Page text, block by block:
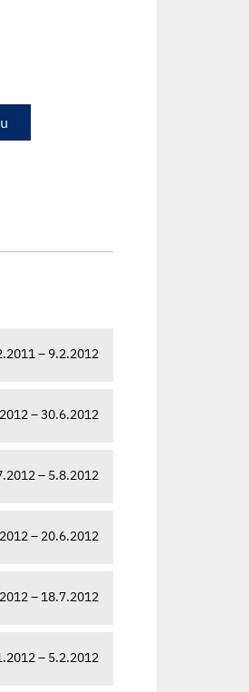
– 9.2.2012
– 30.6.2012
– 5.8.2012
– 20.6.2012
– 18.7.2012
– 5.2.2012